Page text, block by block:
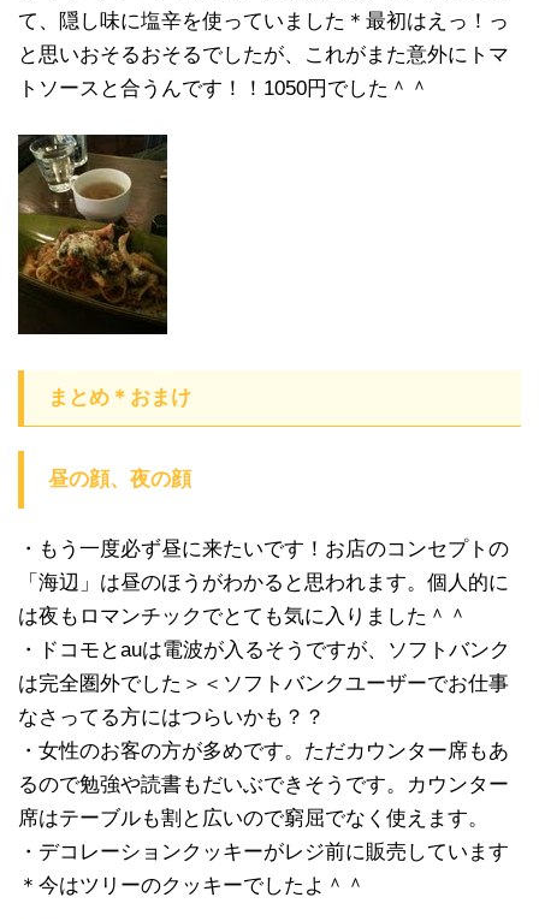
て、隠し味に塩辛を使っていました＊最初はえっ！っ
と思いおそるおそるでしたが、これがまた意外にトマ
トソースと合うんです！！1050円でした＾＾
まとめ＊おまけ
昼の顔、夜の顔
・もう一度必ず昼に来たいです！お店のコンセプトの
「海辺」は昼のほうがわかると思われます。個人的に
は夜もロマンチックでとても気に入りました＾＾
・ドコモとauは電波が入るそうですが、ソフトバンク
は完全圏外でした＞＜ソフトバンクユーザーでお仕事
なさってる方にはつらいかも？？
・女性のお客の方が多めです。ただカウンター席もあ
るので勉強や読書もだいぶできそうです。カウンター
席はテーブルも割と広いので窮屈でなく使えます。
・デコレーションクッキーがレジ前に販売しています
＊今はツリーのクッキーでしたよ＾＾